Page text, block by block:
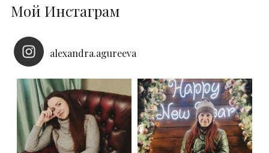
Мой Инстаграм
alexandra.agureeva